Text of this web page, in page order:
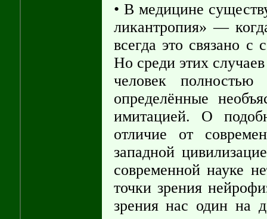
• В медицине
ликантропия» —
всегда это связано с
Но среди этих
человек
определённые
имитацией. О
отличие от
западной
современной науке
точки зрения
зрения нас один на